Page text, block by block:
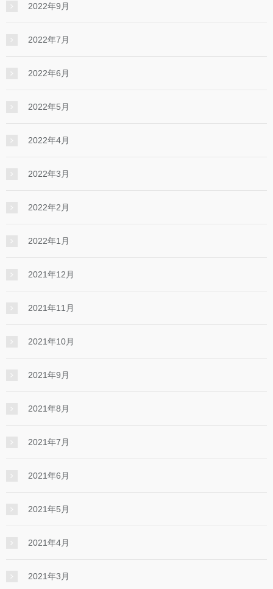
2022年9月
2022年7月
2022年6月
2022年5月
2022年4月
2022年3月
2022年2月
2022年1月
2021年12月
2021年11月
2021年10月
2021年9月
2021年8月
2021年7月
2021年6月
2021年5月
2021年4月
2021年3月